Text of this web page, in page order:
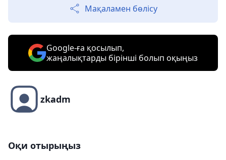
Мақаламен бөлісу
Google-ға қосылып,
жаңалықтарды бірінші болып оқыңыз
zkadm
Оқи отырыңыз